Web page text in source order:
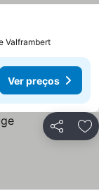
Valframbert
Ver preços
Partilhar